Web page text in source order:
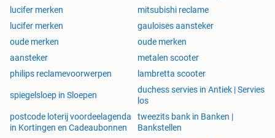
lucifer merken
mitsubishi reclame
lucifer merken
gauloises aansteker
oude merken
oude merken
aansteker
metalen scooter
philips reclamevoorwerpen
lambretta scooter
spiegelsloep in Sloepen
duchess servies in Antiek | Servies
los
postcode loterij voordeelagenda
in Kortingen en Cadeaubonnen
tweezits bank in Banken |
Bankstellen